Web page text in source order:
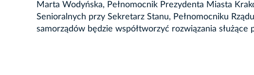
Marta Wodyńska, Pełnomocnik Prezydenta Miasta
Senioralnych przy Sekretarz Stanu, Pełnomocniku
samorządów będzie współtworzyć rozwiązania